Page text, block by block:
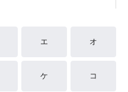
エ オ
ケ コ